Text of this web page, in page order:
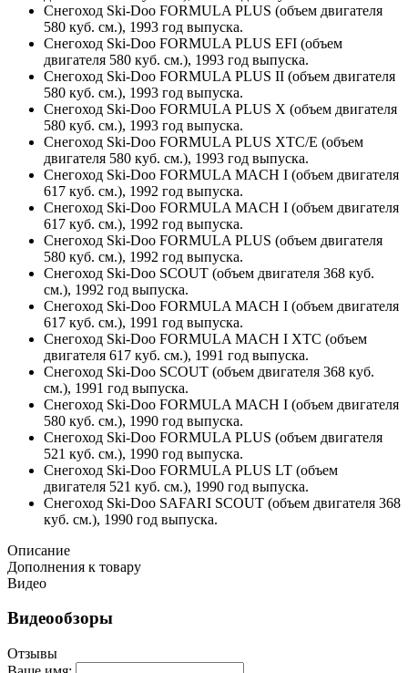
Снегоход Ski-Doo FORMULA PLUS (объем двигателя
580 куб. см.), 1993 год выпуска.
Снегоход Ski-Doo FORMULA PLUS EFI (объем
двигателя 580 куб. см.), 1993 год выпуска.
Снегоход Ski-Doo FORMULA PLUS II (объем двигателя
580 куб. см.), 1993 год выпуска.
Снегоход Ski-Doo FORMULA PLUS X (объем двигателя
580 куб. см.), 1993 год выпуска.
Снегоход Ski-Doo FORMULA PLUS XTC/E (объем
двигателя 580 куб. см.), 1993 год выпуска.
Снегоход Ski-Doo FORMULA MACH I (объем двигателя
617 куб. см.), 1992 год выпуска.
Снегоход Ski-Doo FORMULA MACH I (объем двигателя
617 куб. см.), 1992 год выпуска.
Снегоход Ski-Doo FORMULA PLUS (объем двигателя
580 куб. см.), 1992 год выпуска.
Снегоход Ski-Doo SCOUT (объем двигателя 368 куб.
см.), 1992 год выпуска.
Снегоход Ski-Doo FORMULA MACH I (объем двигателя
617 куб. см.), 1991 год выпуска.
Снегоход Ski-Doo FORMULA MACH I XTC (объем
двигателя 617 куб. см.), 1991 год выпуска.
Снегоход Ski-Doo SCOUT (объем двигателя 368 куб.
см.), 1991 год выпуска.
Снегоход Ski-Doo FORMULA MACH I (объем двигателя
580 куб. см.), 1990 год выпуска.
Снегоход Ski-Doo FORMULA PLUS (объем двигателя
521 куб. см.), 1990 год выпуска.
Снегоход Ski-Doo FORMULA PLUS LT (объем
двигателя 521 куб. см.), 1990 год выпуска.
Снегоход Ski-Doo SAFARI SCOUT (объем двигателя 368
куб. см.), 1990 год выпуска.
Описание
Дополнения к товару
Видео
Видеообзоры
Отзывы